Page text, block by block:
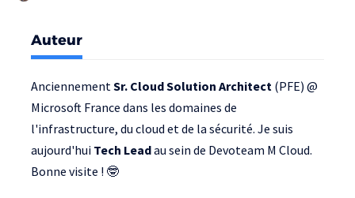
Auteur
Anciennement Sr. Cloud Solution Architect (PFE) @
Microsoft France dans les domaines de
l'infrastructure, du cloud et de la sécurité. Je suis
aujourd'hui Tech Leadau sein de Devoteam M Cloud.
Bonne visite ! 🤓